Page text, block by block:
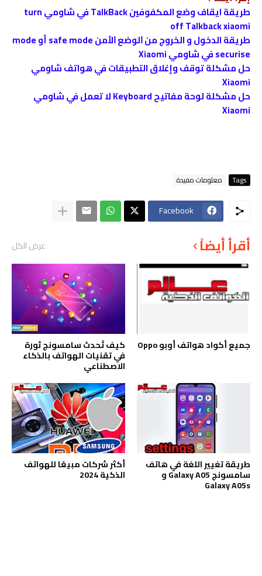
طريقة ايقاف وضع المكفوفين TalkBack في شاومي turn
off Talkback xiaomi
طريقة الدخول و الخروج من ﺍﻟﻮﺿﻊ ﺍﻷﻣﻦ safe mode أو mode
securise في شاومي Xiaomi
حل مشكلة توقف وإغلاق التطبيقات في هواتف شاومي
Xiaomi
حل مشكلة لوحة مفاتيح Keyboard لا تعمل في شاومي
Xiaomi
Tags معلومات مفيدة
Facebook
أقرأ أيضاً عرض الكل
جميع أكواد هواتف أوبو Oppo كيف تُحدث سامسونج ثورة
في تقنيات الهواتف بالذكاء
الاصطناعي
طريقة تغيير اللغة في هاتف
سامسونج Galaxy A05 و
Galaxy A05s
أكثر شركات مبيعًا للهواتف
الذكية 2024